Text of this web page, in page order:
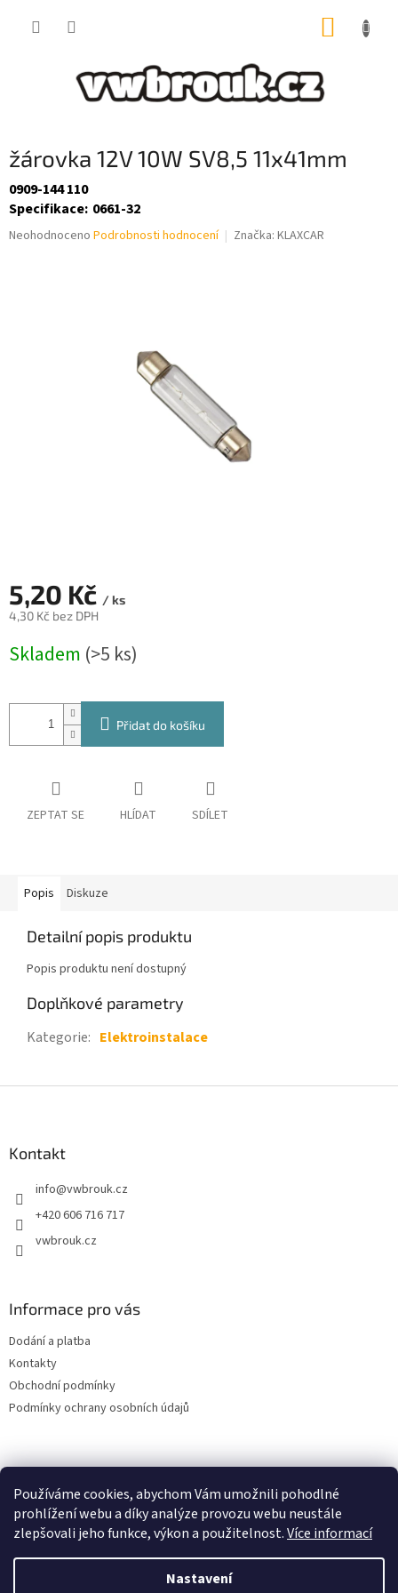
Používáme cookies, abychom Vám umožnili pohodlné
prohlížení webu a díky analýze provozu webu neustále
zlepšovali jeho funkce, výkon a použitelnost.Více informací
Nastavení
žárovka 12V 10W SV8,5 11x41mm
0909-144 110
Specifikace: 0661-32
Průměrné
Neohodnoceno Podrobnosti hodnocení Značka: KLAXCAR
5,20 Kč / ks
4,30 Kč bez DPH
cena:
Skladem (>5 ks)
Přidat do košíku
ZEPTAT SE HLÍDAT SDÍLET
Popis Diskuze
Detailní popis produktu
Popis produktu není dostupný
Doplňkové parametry
Kategorie: Elektroinstalace
Kontakt
info@vwbrouk.cz
+420 606 716 717
vwbrouk.cz
Informace pro vás
Dodání a platba
Kontakty
Obchodní podmínky
Podmínky ochrany osobních údajů
Vytvořil Shoptet